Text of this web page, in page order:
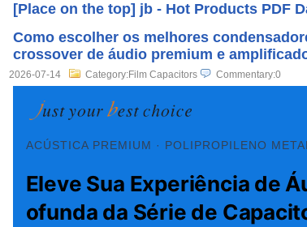
[Place on the top] jb - Hot Products PDF
Como escolher os melhores
crossover de áudio premium e
2026-07-14 Category:Film Capacitors Commentary:0
ACÚSTICA PREMIUM · POLIPROPILENO
Eleve Sua Experiência de
ofunda da Série de